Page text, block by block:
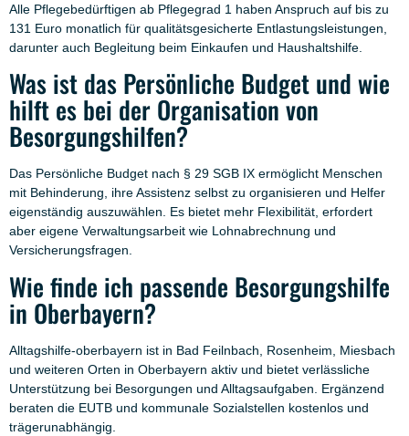
Alle Pflegebedürftigen ab Pflegegrad 1 haben Anspruch auf bis zu
131 Euro monatlich für qualitätsgesicherte Entlastungsleistungen,
darunter auch Begleitung beim Einkaufen und Haushaltshilfe.
Was ist das Persönliche Budget und wie
hilft es bei der Organisation von
Besorgungshilfen?
Das Persönliche Budget nach § 29 SGB IX ermöglicht Menschen
mit Behinderung, ihre Assistenz selbst zu organisieren und Helfer
eigenständig auszuwählen. Es bietet mehr Flexibilität, erfordert
aber eigene Verwaltungsarbeit wie Lohnabrechnung und
Versicherungsfragen.
Wie finde ich passende Besorgungshilfe
in Oberbayern?
Alltagshilfe-oberbayern ist in Bad Feilnbach, Rosenheim, Miesbach
und weiteren Orten in Oberbayern aktiv und bietet verlässliche
Unterstützung bei Besorgungen und Alltagsaufgaben. Ergänzend
beraten die EUTB und kommunale Sozialstellen kostenlos und
trägerunabhängig.